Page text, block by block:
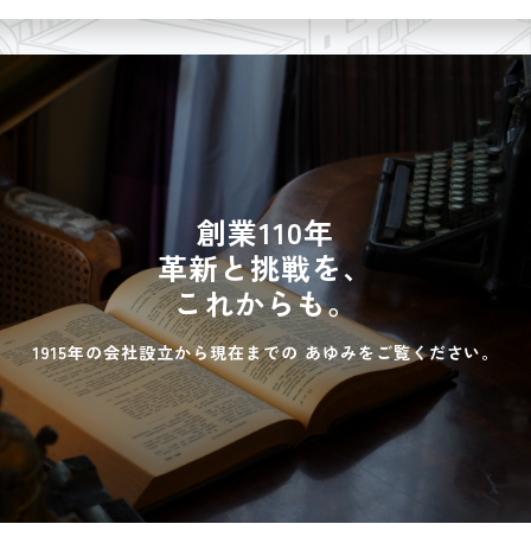
創業110年
革新と挑戦を、
これからも。
1915年の会社設立から現在までの あゆみをご覧ください。